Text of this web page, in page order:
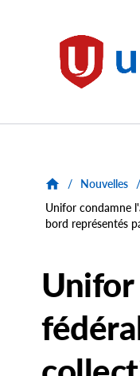
Unifor
/ Nouvelles /
Unifor condamne
bord représentés